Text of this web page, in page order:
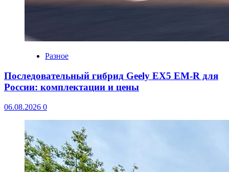
Разное
Последовательный гибрид Geely EX5 EM-R для
России: комплектации и цены
06.08.2026 0